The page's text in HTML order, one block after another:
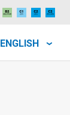
ENGLISH